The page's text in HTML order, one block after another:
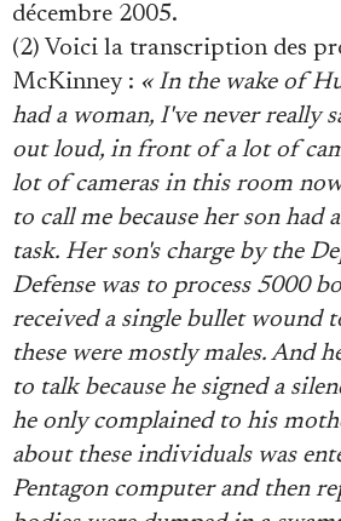
décembre 2005.
(2) Voici la transcription des
McKinney : « In the wake of
had a woman, I've never really
out loud, in front of a lot of
lot of cameras in this room
to call me because her son had
task. Her son's charge by the
Defense was to process 5000
received a single bullet wound
these were mostly males. And
to talk because he signed a
he only complained to his
about these individuals was
Pentagon computer and then